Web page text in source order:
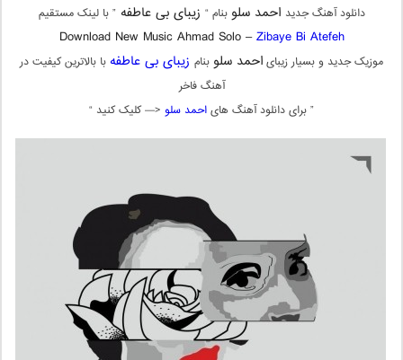
دانلود آهنگ جدید احمد سلو بنام “ زیبای بی عاطفه” با لینک مستقیم
Download New Music Ahmad Solo –Zibaye Bi Atefeh
موزیک جدید و بسیار زیبایاحمد سلو بنام زیبای بی عاطفهبا بالاترین کیفیت در
آهنگ فاخر
” برای دانلود آهنگ هایاحمد سلو <— کلیک کنید “